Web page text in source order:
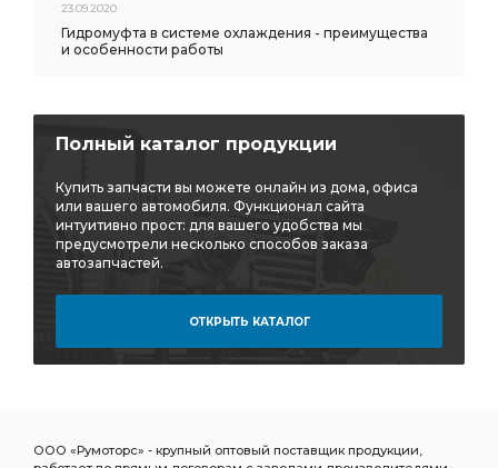
23.09.2020
Гидромуфта в системе охлаждения - преимущества
и особенности работы
Полный каталог продукции
Купить запчасти вы можете онлайн из дома, офиса
или вашего автомобиля. Функционал сайта
интуитивно прост: для вашего удобства мы
предусмотрели несколько способов заказа
автозапчастей.
ОТКРЫТЬ КАТАЛОГ
ООО «Румоторс» - крупный оптовый поставщик продукции,